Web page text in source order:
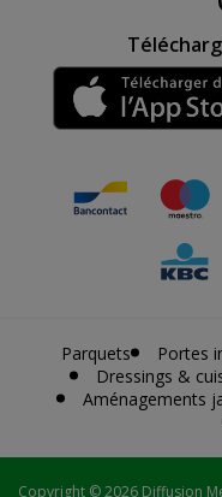
Parquets Portes
Dressings &
Aménagements
Copyright © 2026 Diffusion